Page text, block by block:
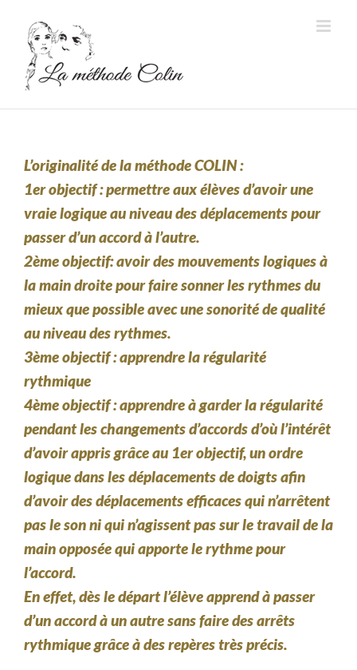
contenu
L’originalité de la méthode COLIN:
1er objectif : permettre aux élèves d’avoir une
vraie logique au niveau des déplacements pour
passer d’un accord à l’autre.
2ème objectif: avoir des mouvements logiques à
la main droite pour faire sonner les rythmes du
mieux que possible avec une sonorité de qualité
au niveau des rythmes.
3ème objectif : apprendre la régularité
rythmique
4ème objectif : apprendre à garder la régularité
pendant les changements d’accords d’où l’intérêt
d’avoir appris grâce au 1er objectif, un ordre
logique dans les déplacements de doigts afin
d’avoir des déplacements efficaces qui n’arrêtent
pas le son ni qui n’agissent pas sur le travail de la
main opposée qui apporte le rythme pour
l’accord.
En effet, dès le départ l’élève apprend à passer
d’un accord à un autre sans faire des arrêts
rythmique grâce à des repères très précis.